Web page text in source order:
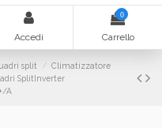
Accedi
0
Carrello
split
Climatizzatore
SplitInverter
A